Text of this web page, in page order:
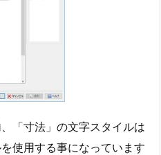
「寸法」の文字スタイルは
使用する事になっています